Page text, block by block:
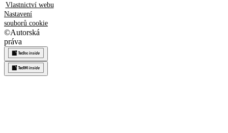
Vlastnictví webu
Nastavení
souborů cookie
©Autorská
práva